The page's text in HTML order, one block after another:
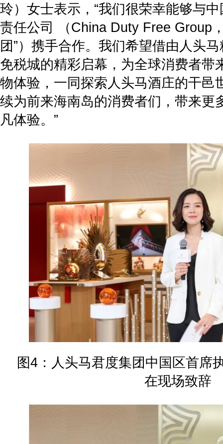
玲）女士表示，“我们很荣幸能够与
责任公司 （China Duty Free Group
团”）携手合作。我们希望借由人头
免税城的精彩启幕，为全球消费者带
物体验，一同探索人头马酒庄的干邑
续为前来海南岛的消费者们，带来更
凡体验。”
图4：人头马君度集团中国区首席
在现场致辞